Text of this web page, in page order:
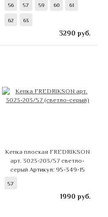
56 57 59 60 61
62 63
3290 руб.
Кепка плоская FREDRIKSON
арт. 3023-203/57 светло-
серый Артикул: 95-349-15
57
1990 руб.